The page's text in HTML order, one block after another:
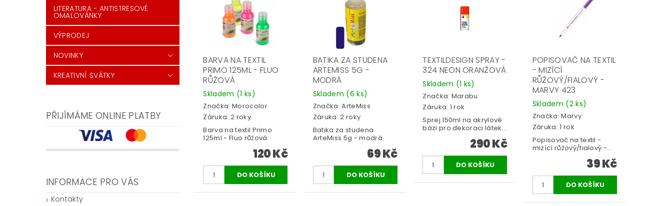
LITERATURA - ANTISTRESOVÉ
OMALOVÁNKY
VÝPRODEJ
NOVINKY
KREATIVNÍ SVÁTKY
PŘIJÍMÁME ONLINE PLATBY
INFORMACE PRO VÁS
Kontakty
BARVA NA TEXTIL
PRIMO 125ML - FLUO
RŮŽOVÁ
Skladem (1 ks)
Značka: Morocolor
Záruka: 2 roky
Barva na textil Primo
125ml - Fluo růžová.
120 Kč
BATIKA ZA STUDENA
ARTEMISS 5G -
MODRÁ
Skladem (6 ks)
Značka:ArteMiss
Záruka: 2 roky
Batika za studena
ArteMiss 5g - modrá.
69 Kč
TEXTILDESIGN SPRAY -
324 NEON ORANŽOVÁ
Skladem (1 ks)
Značka: Marabu
Záruka: 1 rok
Sprej 150ml na akrylové
bázi pro dekoraci látek...
290 Kč
POPISOVAČ NA TEXTIL
- MIZÍCÍ
RŮŽOVÝ/FIALOVÝ -
MARVY 423
Skladem (2 ks)
Značka:Marvy
Záruka: 1 rok
Popisovač na textil -
mizící růžový/fialový -...
39 Kč